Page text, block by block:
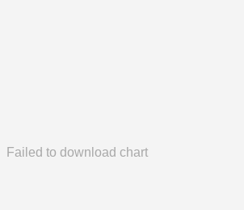
Failed to download chart